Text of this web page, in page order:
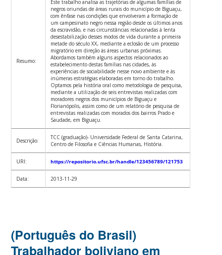
Resumo:
Este trabalho analisa as trajetórias de algumas famílias de
negros oriundas de áreas rurais do município de Biguaçu,
com ênfase nas condições que envolveram a formação de
um campesinato negro nessa região desde os últimos anos
da escravidão, e nas circunstâncias relacionadas à lenta
desestabilização desses modos de vida durante a primeira
metade do século XX, mediante a eclosão de um processo
migratório em direção às áreas urbanas próximas.
Abordamos também alguns aspectos relacionados ao
estabelecimento destas famílias nas cidades, às
experiências de sociabilidade nesse novo ambiente e às
inúmeras estratégias elaboradas em torno do trabalho.
Optamos pela história oral como metodologia de pesquisa,
mediante a utilização de seis entrevistas realizadas com
moradores negros dos municípios de Biguaçu e
Florianópolis, assim como de um relatório de pesquisa de
entrevistas realizadas com morados dos bairros Prado e
Saudade, em Biguaçu.
Descrição:
TCC (graduação)- Universidade Federal de Santa Catarina,
Centro de Filosofia e Ciências Humanas, História.
URI: https://repositorio.ufsc.br/handle/123456789/121753
Data: 2013-11-29
(Português do Brasil)
Trabalhador boliviano em